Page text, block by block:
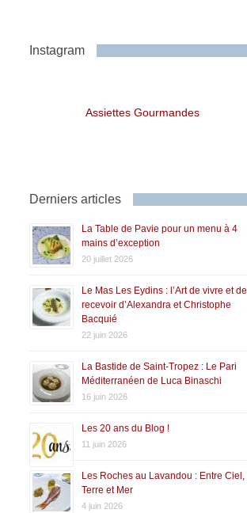
Instagram
Assiettes Gourmandes
Derniers articles
La Table de Pavie pour un menu à 4
mains d’exception
20 juillet 2026
Le Mas Les Eydins : l’Art de vivre et de
recevoir d’Alexandra et Christophe
Bacquié
22 juin 2026
La Bastide de Saint-Tropez : Le Pari
Méditerranéen de Luca Binaschi
16 juin 2026
Les 20 ans du Blog !
11 juin 2026
Les Roches au Lavandou : Entre Ciel,
Terre et Mer
4 juin 2026